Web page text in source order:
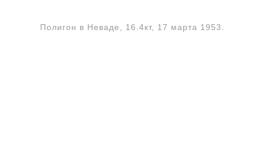
Полигон в Неваде, 16.4кт, 17 марта 1953.